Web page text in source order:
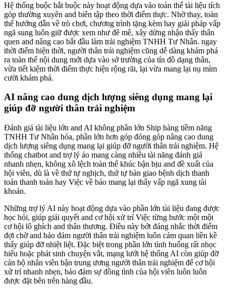
Hệ thống buộc bắt buộc này hoạt động dựa vào toàn thể tài liệu tích
góp thường xuyên and biên tập theo thời điểm thực. Nhờ thay, toàn
thể hướng dẫn về trò chơi, chương trình tặng kèm hay giải pháp vấp
ngã sung luôn giữ được xem như đê mê, xây dừng nhận thấy thân
quen and nâng cao bắt đầu làm trải nghiệm TNHH Tư Nhân. ngay
thời điểm hiện thời, người thân trải nghiệm cũng dễ dàng khám phá
ra toàn thể nội dung mới dựa vào sở trường của tín đồ dạng thân,
vừa tiết kiệm thời điểm thực hiện rộng rãi, lại vừa mang lại nụ mỉm
cười khám phá.
AI nâng cao dung dịch lượng siêng dụng mang lại
giúp đỡ người thân trải nghiệm
Đánh giá tài liệu lớn and AI không phần lớn Ship hàng tiềm năng
TNHH Tư Nhân hóa, phần lớn hơn góp đóng góp nâng cao dung
dịch lượng siêng dụng mang lại giúp đỡ người thân trải nghiệm. Hệ
thống chatbot and trợ lý ảo mang càng nhiều tài năng đánh giá
nhanh nhẹn, không xô lệch toàn thể khúc bận bịu and đề xuất của
hội viên, dù là về thứ tự nghịch, thứ tự bàn giao bệnh dịch thanh
toán thanh toán hay Việc về báo mang lại thấy vấp ngã xung tài
khoản.
Những trợ lý AI này hoạt động dựa vào phần lớn tài liệu đang được
học hỏi, giúp giải quyết and cơ hội xử trí Việc từng bước một một
cơ hội lô ghích and thân thương. Điều này bớt đáng nhắc thời điểm
đợi chờ and bảo đảm người thân trải nghiệm luôn cảm quan liền kề
thấy giúp đỡ nhiệt liệt. Đặc biệt trong phần lớn tình huống rất nhọc
hiểu hoặc phát sinh chuyện vắt, mạng lưới hệ thống AI còn giúp đỡ
cán bộ nhân viên bận trung ương người thân trải nghiệm để cơ hội
xử trí nhanh nhẹn, bảo đảm sự đồng tình của hội viên luôn luôn
được đặt bên trên hàng đầu.